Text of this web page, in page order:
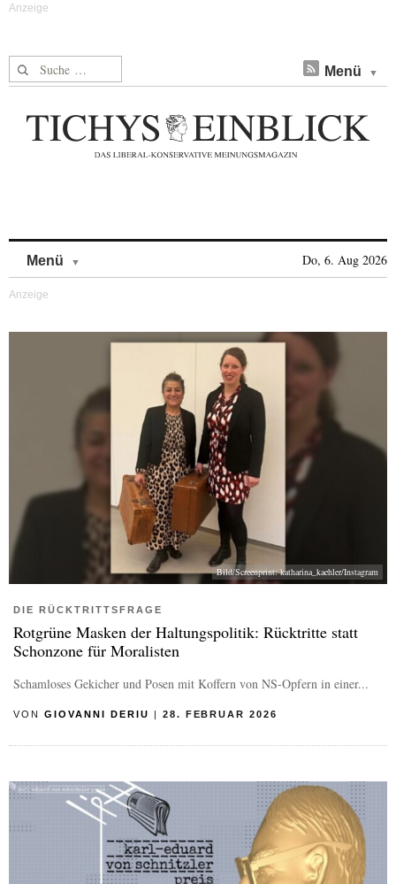
Suche nach: Menü
Menü Do, 6. Aug 2026
Bild/Screenprint: katharina_kaehler/Instagram
DIE RÜCKTRITTSFRAGE
Rotgrüne Masken der Haltungspolitik: Rücktritte statt
Schonzone für Moralisten
Schamloses Gekicher und Posen mit Koffern von NS-Opfern in einer...
VON GIOVANNI DERIU 28. FEBRUAR 2026